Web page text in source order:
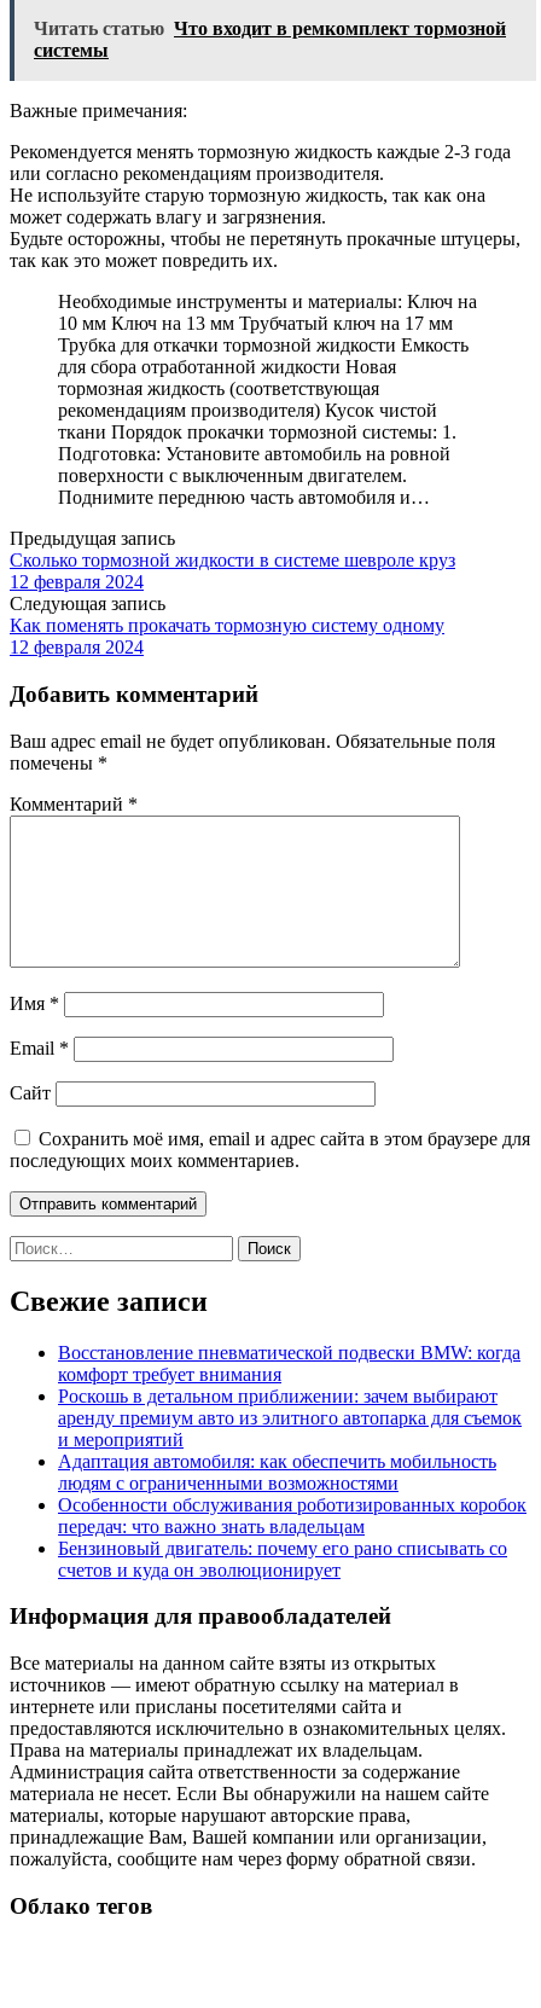
Читать статью Что входит в ремкомплект тормозной
системы
Важные примечания:
Рекомендуется менять тормозную жидкость каждые 2-3 года
или согласно рекомендациям производителя.
Не используйте старую тормозную жидкость, так как она
может содержать влагу и загрязнения.
Будьте осторожны, чтобы не перетянуть прокачные штуцеры,
так как это может повредить их.
Необходимые инструменты и материалы: Ключ на
10 мм Ключ на 13 мм Трубчатый ключ на 17 мм
Трубка для откачки тормозной жидкости Емкость
для сбора отработанной жидкости Новая
тормозная жидкость (соответствующая
рекомендациям производителя) Кусок чистой
ткани Порядок прокачки тормозной системы: 1.
Подготовка: Установите автомобиль на ровной
поверхности с выключенным двигателем.
Поднимите переднюю часть автомобиля и…
Предыдущая запись
Сколько тормозной жидкости в системе шевроле круз
12 февраля 2024
Следующая запись
Как поменять прокачать тормозную систему одному
12 февраля 2024
Добавить комментарий
Ваш адрес email не будет опубликован. Обязательные поля
помечены *
Комментарий *
Имя *
Email *
Сайт
Сохранить моё имя, email и адрес сайта в этом браузере для
последующих моих комментариев.
Найти:
Свежие записи
Восстановление пневматической подвески BMW: когда
комфорт требует внимания
Роскошь в детальном приближении: зачем выбирают
аренду премиум авто из элитного автопарка для съемок
и мероприятий
Адаптация автомобиля: как обеспечить мобильность
людям с ограниченными возможностями
Особенности обслуживания роботизированных коробок
передач: что важно знать владельцам
Бензиновый двигатель: почему его рано списывать со
счетов и куда он эволюционирует
Информация для правообладателей
Все материалы на данном сайте взяты из открытых
источников — имеют обратную ссылку на материал в
интернете или присланы посетителями сайта и
предоставляются исключительно в ознакомительных целях.
Права на материалы принадлежат их владельцам.
Администрация сайта ответственности за содержание
материала не несет. Если Вы обнаружили на нашем сайте
материалы, которые нарушают авторские права,
принадлежащие Вам, Вашей компании или организации,
пожалуйста, сообщите нам через форму обратной связи.
Облако тегов